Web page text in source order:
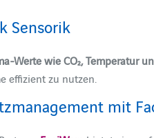
Sensorik
Werte wie CO₂, Temperatur
effizient zu nutzen.
mit